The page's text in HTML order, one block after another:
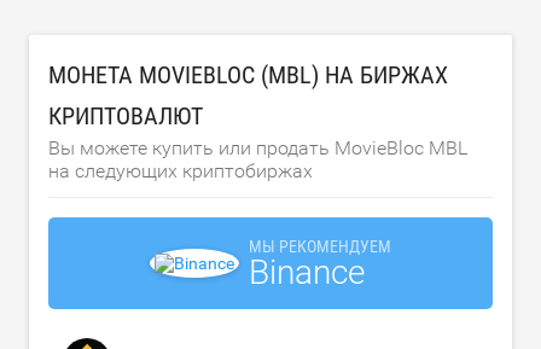
МОНЕТА MOVIEBLOC (MBL) НА БИРЖАХ
КРИПТОВАЛЮТ
Вы можете купить или продать MovieBloc MBL
на следующих криптобиржах
МЫ РЕКОМЕНДУЕМ
Binance